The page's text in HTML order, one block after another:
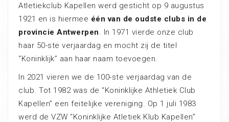
Atletiekclub Kapellen werd gesticht op 9 augustus
1921 en is hiermee één van de oudste clubs in de
provincie Antwerpen. In 1971 vierde onze club
haar 50-ste verjaardag en mocht zij de titel
“Koninklijk” aan haar naam toevoegen.
In 2021 vieren we de 100-ste verjaardag van de
club. Tot 1982 was de “Koninklijke Athletiek Club
Kapellen” een feitelijke vereniging. Op 1 juli 1983
werd de VZW “Koninklijke Atletiek Klub Kapellen”